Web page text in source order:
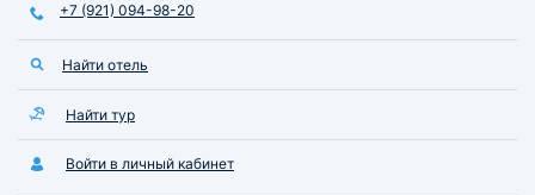
+7 (921) 094-98-20
Найти отель
Найти тур
Войти в личный кабинет